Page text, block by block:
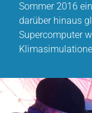
Sommer 2016
darüber hinaus
Supercomputer